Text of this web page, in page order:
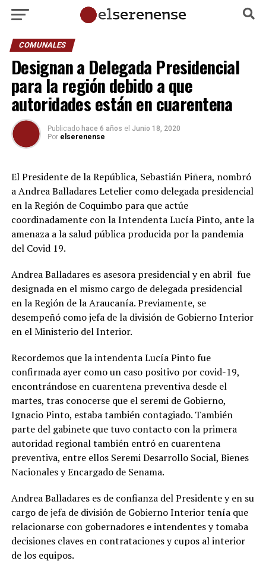
COMUNALES
Designan a Delegada Presidencial
para la región debido a que
autoridades están en cuarentena
Publicado hace 6 años el Junio 18, 2020
Por elserenense
El Presidente de la República, Sebastián Piñera, nombró
a Andrea Balladares Letelier como delegada presidencial
en la Región de Coquimbo para que actúe
coordinadamente con la Intendenta Lucía Pinto, ante la
amenaza a la salud pública producida por la pandemia
del Covid 19.
Andrea Balladares es asesora presidencial y en abril fue
designada en el mismo cargo de delegada presidencial
en la Región de la Araucanía. Previamente, se
desempeñó como jefa de la división de Gobierno Interior
en el Ministerio del Interior.
Recordemos que la intendenta Lucía Pinto fue
confirmada ayer como un caso positivo por covid-19,
encontrándose en cuarentena preventiva desde el
martes, tras conocerse que el seremi de Gobierno,
Ignacio Pinto, estaba también contagiado. También
parte del gabinete que tuvo contacto con la primera
autoridad regional también entró en cuarentena
preventiva, entre ellos Seremi Desarrollo Social, Bienes
Nacionales y Encargado de Senama.
Andrea Balladares es de confianza del Presidente y en su
cargo de jefa de división de Gobierno Interior tenía que
relacionarse con gobernadores e intendentes y tomaba
decisiones claves en contrataciones y cupos al interior
de los equipos.